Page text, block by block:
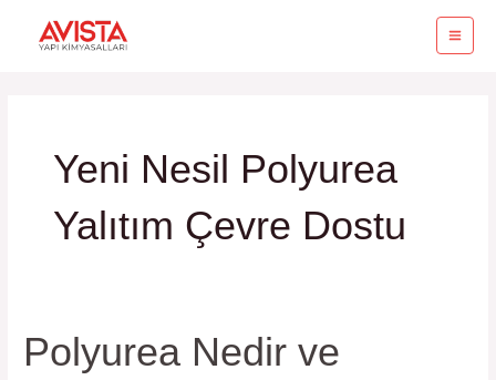
Yeni Nesil Polyurea
Yalıtım Çevre Dostu
Polyurea Nedir ve
Polyurea
Nedir